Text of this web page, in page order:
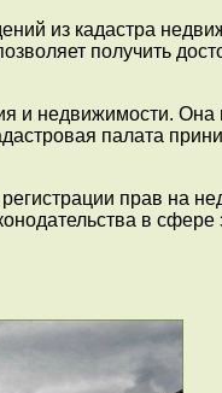
из кадастра
получить
и недвижимости. Она
палата
прав на
в